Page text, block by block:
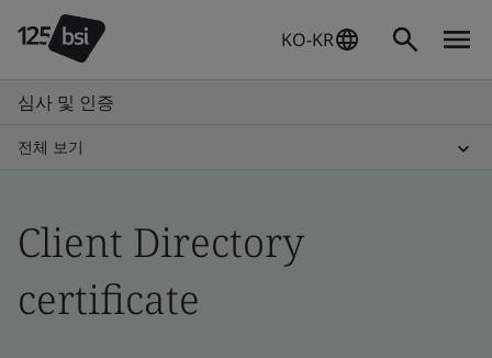
KO-KR
심사 및 인증
전체 보기
Client Directory
certificate